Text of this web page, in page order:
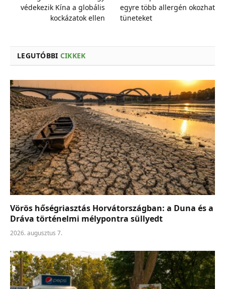
védekezik Kína a globális
kockázatok ellen
egyre több allergén okozhat
tüneteket
LEGUTÓBBI CIKKEK
Vörös hőségriasztás Horvátországban: a Duna és a
Dráva történelmi mélypontra süllyedt
2026. augusztus 7.